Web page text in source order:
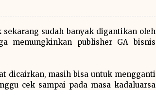
sekarang sudah banyak digantikan oleh
memungkinkan publisher GA bisnis
dicairkan, masih bisa untuk mengganti
cek sampai pada masa kadaluarsa